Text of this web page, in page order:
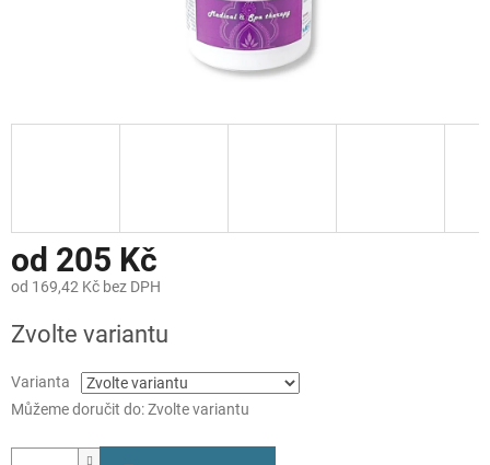
od 205 Kč
od 169,42 Kč bez DPH
cena:
Zvolte variantu
Varianta
Můžeme doručit do:Zvolte variantu